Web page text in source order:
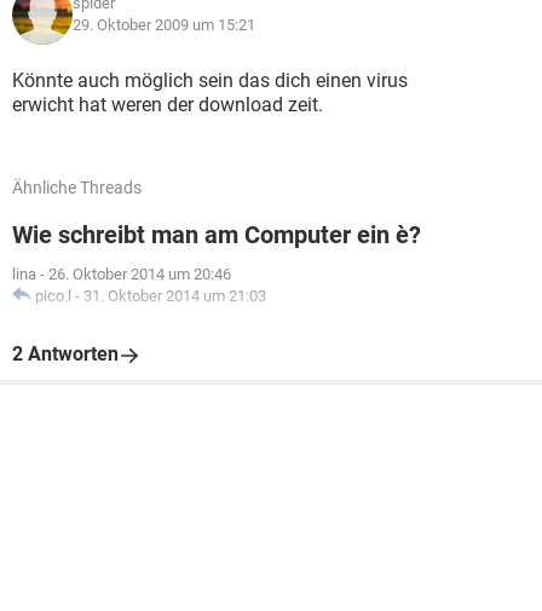
29. Oktober 2009 um 15:21
Könnte auch möglich sein das dich einen virus
erwicht hat weren der download zeit.
Ähnliche Threads
Wie schreibt man am Computer ein è?
lina - 26. Oktober 2014 um 20:46
pico.l - 31. Oktober 2014 um 21:03
2 Antworten